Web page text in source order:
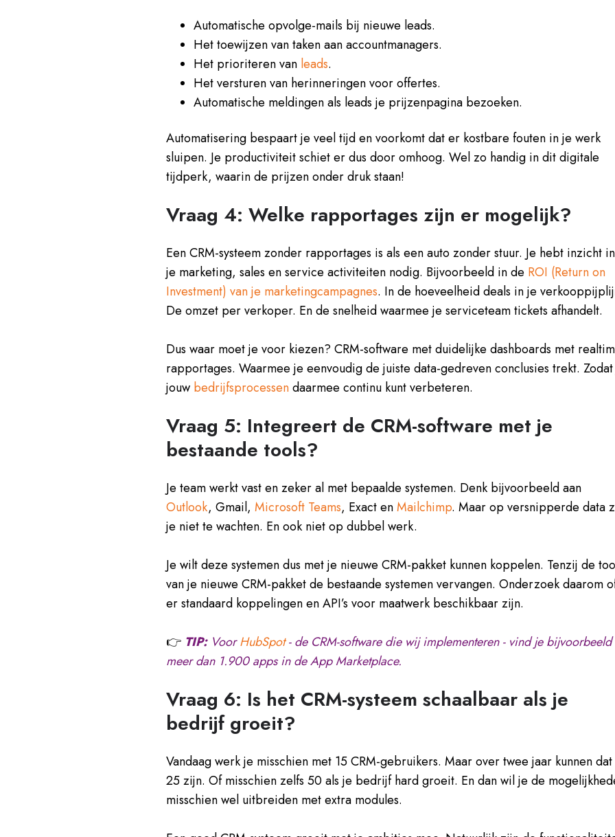
Automatische opvolge-mails bij nieuwe leads.
Het toewijzen van taken aan accountmanagers.
Het prioriteren van leads.
Het versturen van herinneringen voor offertes.
Automatische meldingen als leads je prijzenpagina bezoeken.
Automatisering bespaart je veel tijd en voorkomt dat er kostbare fouten in je werk
sluipen. Je productiviteit schiet er dus door omhoog. Wel zo handig in dit digitale
tijdperk, waarin de prijzen onder druk staan!
Vraag 4: Welke rapportages zijn er mogelijk?
Een CRM-systeem zonder rapportages is als een auto zonder stuur. Je hebt inzicht in
je marketing, sales en service activiteiten nodig. Bijvoorbeeld in de ROI (Return on
Investment) van je marketingcampagnes. In de hoeveelheid deals in je
De omzet per verkoper. En de snelheid waarmee je serviceteam tickets afhandelt.
Dus waar moet je voor kiezen? CRM-software met duidelijke dashboards met
rapportages. Waarmee je eenvoudig de juiste data-gedreven conclusies trekt.
jouw bedrijfsprocessendaarmee continu kunt verbeteren.
Vraag 5: Integreert de CRM-software met je
bestaande tools?
Je team werkt vast en zeker al met bepaalde systemen. Denk bijvoorbeeld aan
Outlook, Gmail,Microsoft Teams, Exact enMailchimp. Maar op versnipperde data
je niet te wachten. En ook niet op dubbel werk.
Je wilt deze systemen dus met je nieuwe CRM-pakket kunnen koppelen. Tenzij de
van je nieuwe CRM-pakket de bestaande systemen vervangen. Onderzoek daarom
er standaard koppelingen en API’s voor maatwerk beschikbaar zijn.
👉 TIP:VoorHubSpot- de CRM-software die wij implementeren - vind je bijvoorbeeld
meer dan 1.900 apps in de App Marketplace.
Vraag 6: Is het CRM-systeem schaalbaar als je
bedrijf groeit?
Vandaag werk je misschien met 15 CRM-gebruikers. Maar over twee jaar kunnen
25 zijn. Of misschien zelfs 50 als je bedrijf hard groeit. En dan wil je de
misschien wel uitbreiden met extra modules.